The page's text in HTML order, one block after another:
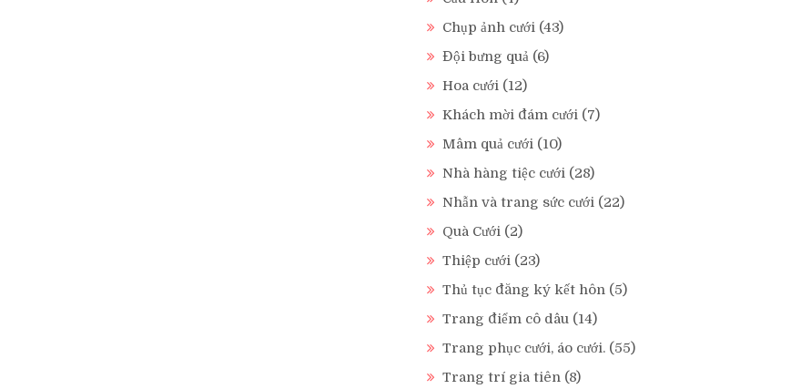
Chụp ảnh cưới (43)
Đội bưng quả (6)
Hoa cưới (12)
Khách mời đám cưới (7)
Mâm quả cưới (10)
Nhà hàng tiệc cưới (28)
Nhẫn và trang sức cưới (22)
Quà Cưới (2)
Thiệp cưới (23)
Thủ tục đăng ký kết hôn (5)
Trang điểm cô dâu (14)
Trang phục cưới, áo cưới. (55)
Trang trí gia tiên (8)